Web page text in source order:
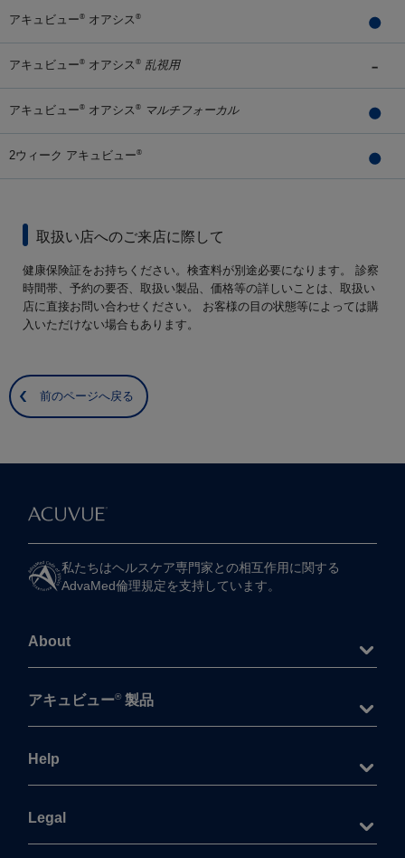
アキュビュー® オアシス ®
アキュビュー® オアシス ® 乱視用
アキュビュー® オアシス ® マルチフォーカル
2ウィーク アキュビュー®
取扱い店へのご来店に際して
健康保険証をお持ちください。検査料が別途必要になります。 診察
時間帯、予約の要否、取扱い製品、価格等の詳しいことは、取扱い
店に直接お問い合わせください。 お客様の目の状態等によっては購
入いただけない場合もあります。
前のページへ戻る
私たちは​ヘルスケア専門家との​相互作用に​関する​
AdvaMed倫理規定を​支持しています。
About
アキュビュー® 製品
Help
Legal